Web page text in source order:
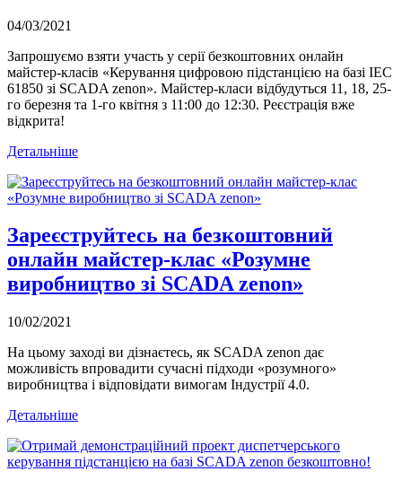
04/03/2021
Запрошуємо взяти участь у серії безкоштовних онлайн
майстер-класів «Керування цифровою підстанцією на базі IEC
61850 зі SCADA zenon». Майстер-класи відбудуться 11, 18, 25-
го березня та 1-го квітня з 11:00 до 12:30. Реєстрація вже
відкрита!
Детальніше
Зареєструйтесь на безкоштовний
онлайн майстер-клас «Розумне
виробництво зі SCADA zenon»
10/02/2021
На цьому заході ви дізнаєтесь, як SCADA zenon дає
можливість впровадити сучасні підходи «розумного»
виробництва і відповідати вимогам Індустрії 4.0.
Детальніше